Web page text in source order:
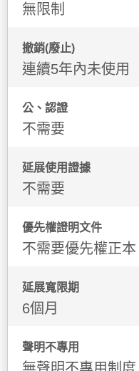
無限制
撤銷(廢止)
連續5年內未使用
公、認證
不需要
延展使用證據
不需要
優先權證明文件
不需要優先權正本
延展寬限期
6個月
聲明不專用